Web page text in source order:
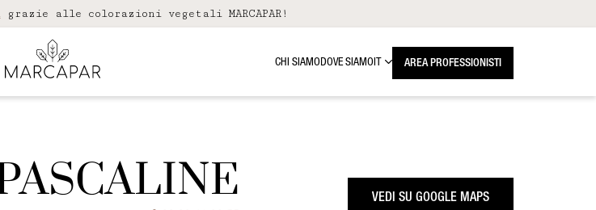
grazie alle colorazioni vegetali MARCAPAR!
CHI SIAMO DOVE SIAMO AREA PROFESSIONISTI
VEDI SU GOOGLE MAPS